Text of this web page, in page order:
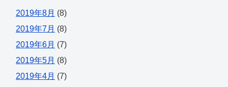
2019年8月 (8)
2019年7月 (8)
2019年6月 (7)
2019年5月 (8)
2019年4月 (7)